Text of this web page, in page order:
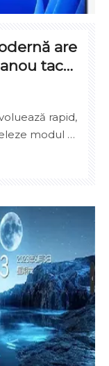
are
tactil
rapid,
modul în
sala de clasă
interactive
creșterea
rezoluție 4K
în claritate,
și implicare.